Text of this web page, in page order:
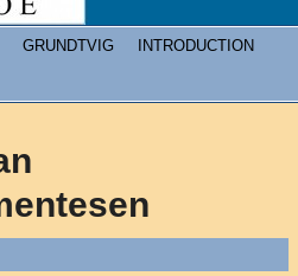
GRUNDTVIG INTRODUCTION